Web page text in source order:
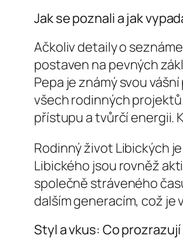
Jak se poznali a jak
Ačkoliv detaily o
postaven na pevných
Pepa je známý svou
všech rodinných
přístupu a tvůrčí energii.
Rodinný život Libických
Libického jsou rovněž
společně stráveného
dalším generacím, což
Styl a vkus: Co